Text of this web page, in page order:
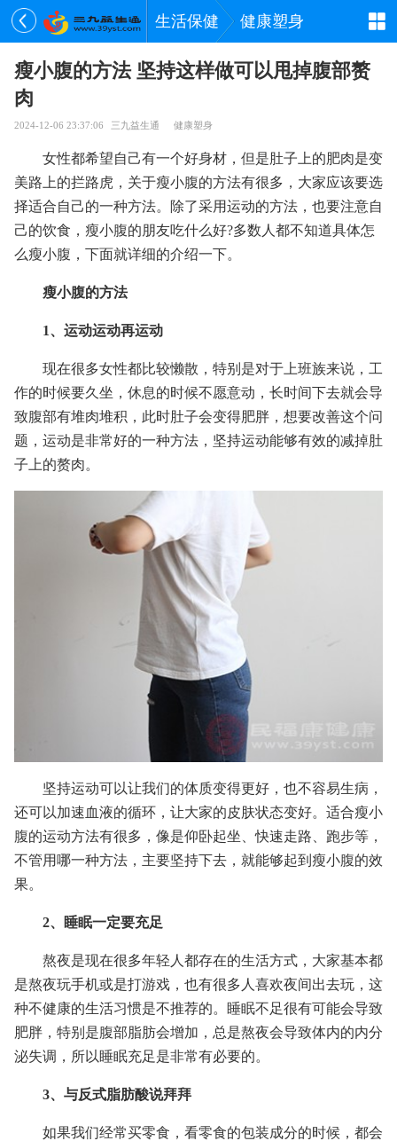
生活保健 健康塑身
瘦小腹的方法 坚持这样做可以甩掉腹部赘
肉
2024-12-06 23:37:06 三九益生通 健康塑身
女性都希望自己有一个好身材，但是肚子上的肥肉是变
美路上的拦路虎，关于瘦小腹的方法有很多，大家应该要选
择适合自己的一种方法。除了采用运动的方法，也要注意自
己的饮食，瘦小腹的朋友吃什么好?多数人都不知道具体怎
么瘦小腹，下面就详细的介绍一下。
瘦小腹的方法
1、运动运动再运动
现在很多女性都比较懒散，特别是对于上班族来说，工
作的时候要久坐，休息的时候不愿意动，长时间下去就会导
致腹部有堆肉堆积，此时肚子会变得肥胖，想要改善这个问
题，运动是非常好的一种方法，坚持运动能够有效的减掉肚
子上的赘肉。
坚持运动可以让我们的体质变得更好，也不容易生病，
还可以加速血液的循环，让大家的皮肤状态变好。适合瘦小
腹的运动方法有很多，像是仰卧起坐、快速走路、跑步等，
不管用哪一种方法，主要坚持下去，就能够起到瘦小腹的效
果。
2、睡眠一定要充足
熬夜是现在很多年轻人都存在的生活方式，大家基本都
是熬夜玩手机或是打游戏，也有很多人喜欢夜间出去玩，这
种不健康的生活习惯是不推荐的。睡眠不足很有可能会导致
肥胖，特别是腹部脂肪会增加，总是熬夜会导致体内的内分
泌失调，所以睡眠充足是非常有必要的。
3、与反式脂肪酸说拜拜
如果我们经常买零食，看零食的包装成分的时候，都会